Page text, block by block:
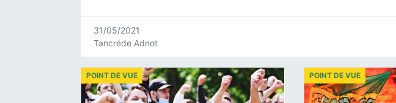
31/05/2021
Tancréde Adnot
POINT DE VUE POINT DE VUE